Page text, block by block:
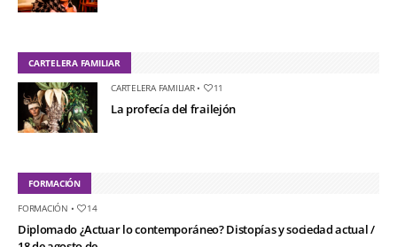
CARTELERA FAMILIAR
CARTELERA FAMILIAR• 11
La profecía del frailejón
FORMACIÓN
FORMACIÓN • 14
Diplomado ¿Actuar lo contemporáneo? Distopías y sociedad actual /